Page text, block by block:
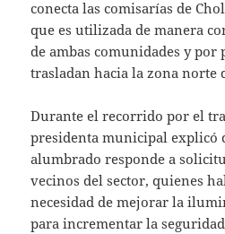
conecta las comisarías de
que es utilizada de manera
de ambas comunidades y por
trasladan hacia la zona norte
Durante el recorrido por el
presidenta municipal explicó
alumbrado responde a
vecinos del sector, quienes
necesidad de mejorar la
para incrementar la